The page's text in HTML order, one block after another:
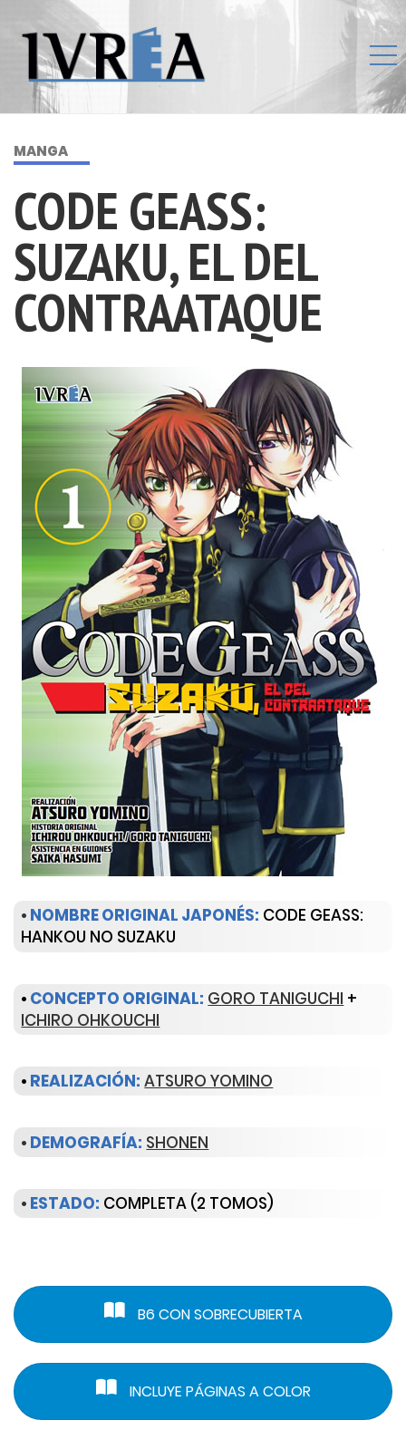
MANGA
CODE GEASS:
SUZAKU, EL DEL
CONTRAATAQUE
• NOMBRE ORIGINAL JAPONÉS: CODE GEASS:
HANKOU NO SUZAKU
• CONCEPTO ORIGINAL: GORO TANIGUCHI +
ICHIRO OHKOUCHI
• REALIZACIÓN: ATSURO YOMINO
• DEMOGRAFÍA: SHONEN
• ESTADO: COMPLETA (2 TOMOS)
B6 CON SOBRECUBIERTA
INCLUYE PÁGINAS A COLOR